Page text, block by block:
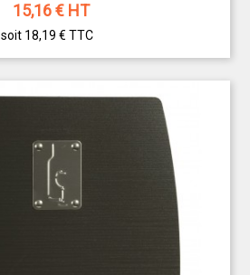
15,16€ HT
soit 18,19 € TTC